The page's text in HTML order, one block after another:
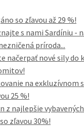
so zľavou až 29 %!
s nami Sardíniu -
príroda...
načerpať nové sily do
na exkluzívnom
25 %!
z najlepšie
zľavou 30%!